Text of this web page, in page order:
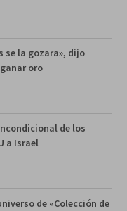
se la gozara», dijo
oro
de los
a Israel
de «Colección de